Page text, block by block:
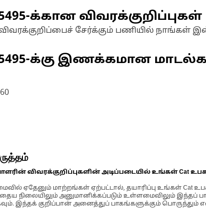
-க்கான விவரக்குறிப்புகள்
சேர்க்கும் பணியில் நாங்கள்
-க்கு இணக்கமான
விவரக்குறிப்புகளின் அடிப்படையில் உங்கள் Cat
ஏதேனும் மாற்றங்கள் ஏற்பட்டால், தயாரிப்பு உங்கள் Cat
நிலையிலும் அனுமானிக்கப்படும் உள்ளமைவிலும் இந்தப்
இந்தக் குறிப்பான் அனைத்துப் பாகங்களுக்கும் பொருந்தும்